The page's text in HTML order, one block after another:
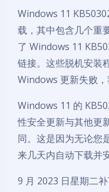
Windows 11
载，其中包含几个重
了 Windows 11
链接。这些脱机安装
Windows 更新失败，
Windows 11 的
性安全更新与其他更
同。这是因为无论您
来几天内自动下载并安
9 月 2023 日星期二